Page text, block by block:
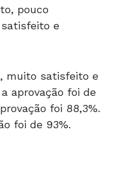
pouco
e
muito satisfeito e
aprovação foi de
foi 88,3%.
foi de 93%.